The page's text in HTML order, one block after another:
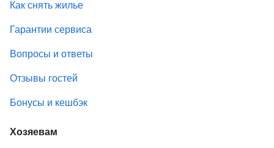
Как снять жилье
Гарантии сервиса
Вопросы и ответы
Отзывы гостей
Бонусы и кешбэк
Хозяевам